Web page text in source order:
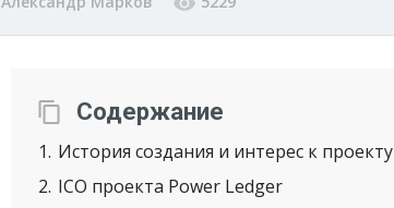
Содержание
1 История создания и интерес к проекту
2 ICO проекта Power Ledger